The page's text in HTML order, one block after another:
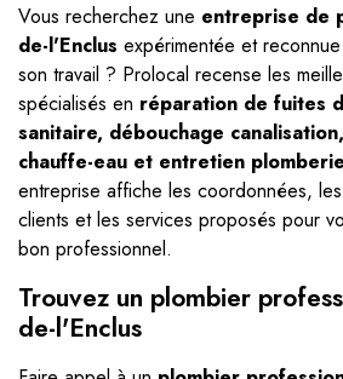
Vous recherchez une entreprise de
de-l'Enclus expérimentée et
son travail ? Prolocal recense les
spécialisés en réparation de fuites
sanitaire, débouchage
chauffe-eau et entretien plomberie
entreprise affiche les coordonnées,
clients et les services proposés pour
bon professionnel.
Trouvez un plombier
de-l'Enclus